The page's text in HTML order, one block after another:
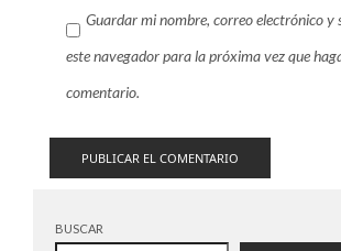
Guardar mi nombre, correo electrónico y
este navegador para la próxima vez que
comentario.
BUSCAR